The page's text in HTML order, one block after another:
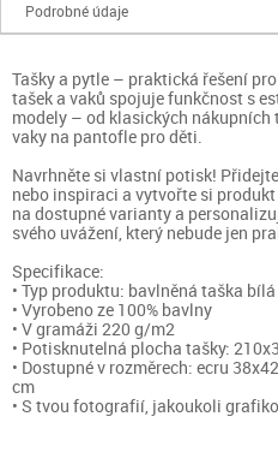
Podrobné údaje
Tašky a pytle – praktická řešení
tašek a vaků spojuje funkčnost s
modely – od klasických nákupních
vaky na pantofle pro děti.
Navrhněte si vlastní potisk!
nebo inspiraci a vytvořte si
na dostupné varianty a
svého uvážení, který nebude jen
Specifikace:
• Typ produktu: bavlněná taška bílá
• Vyrobeno ze 100% bavlny
• V gramáži 220 g/m2
• Potisknutelná plocha tašky:
• Dostupné v rozměrech: ecru
cm
• S tvou fotografií, jakoukoli